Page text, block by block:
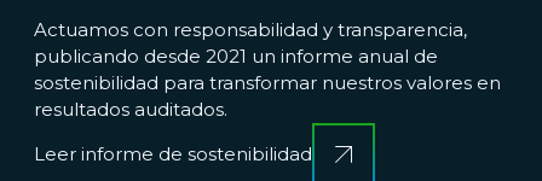
Actuamos con responsabilidad y transparencia,
publicando desde 2021 un informe anual de
sostenibilidad para transformar nuestros valores en
resultados auditados.
Leer informe de sostenibilidad